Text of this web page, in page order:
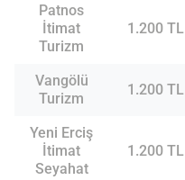
Patnos
İtimat
Turizm
1.200 TL
Vangölü
Turizm
1.200 TL
Yeni Erciş
İtimat
Seyahat
1.200 TL